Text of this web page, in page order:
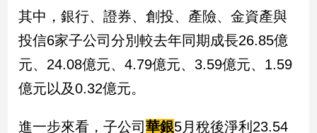
病
毒
專
區
台
其中，銀行、證券、創投、產險、金資產與
投信6家子公司分別較去年同期成長26.85億
元、24.08億元、4.79億元、3.59億元、1.59
億元以及0.32億元。
進一步來看，子公司華銀5月稅後淨利23.54